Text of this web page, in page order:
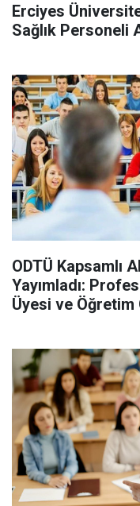
Erciyes
Sağlık Personeli
ODTÜ Kapsamlı
Yayımladı:
Üyesi ve